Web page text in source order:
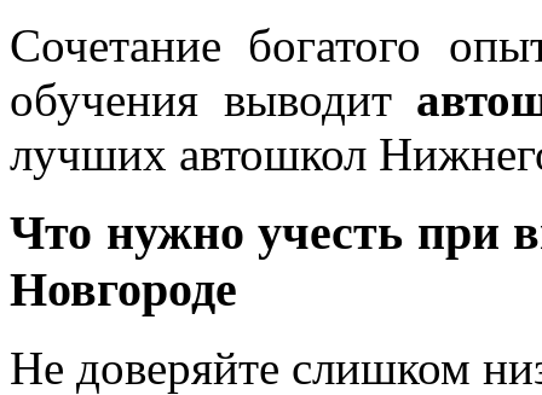
Сочетание богатого
обучения выводит
лучших автошкол
Что нужно учесть при
Новгороде
Не доверяйте слишком